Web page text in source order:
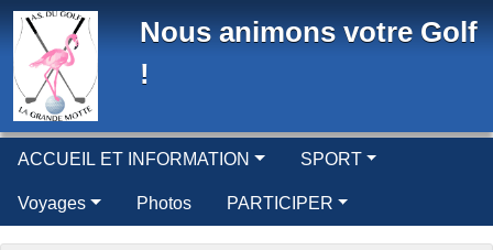
Nous animons votre Golf
!
ACCUEIL ET INFORMATION SPORT
Voyages Photos PARTICIPER
Panneau de gestion des cookies